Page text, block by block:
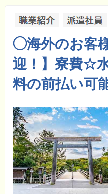
◯海外のお客
迎！】寮費☆
料の前払い可